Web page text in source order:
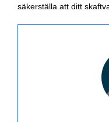
säkerställa att ditt